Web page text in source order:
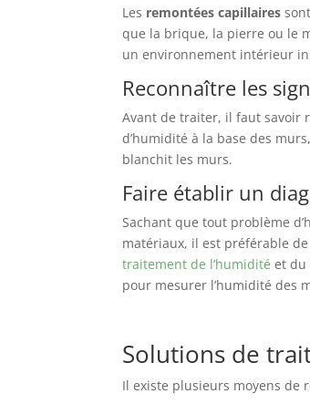
Les remontées capillaires
que la brique, la pierre ou le
un environnement intérieur
Reconnaître les
Avant de traiter, il faut savoir
d’humidité à la base des
blanchit les murs.
Faire établir un
Sachant que tout problème
matériaux, il est préférable
traitement de l’humidité et du
pour mesurer l’humidité des
Solutions de
Il existe plusieurs moyens de